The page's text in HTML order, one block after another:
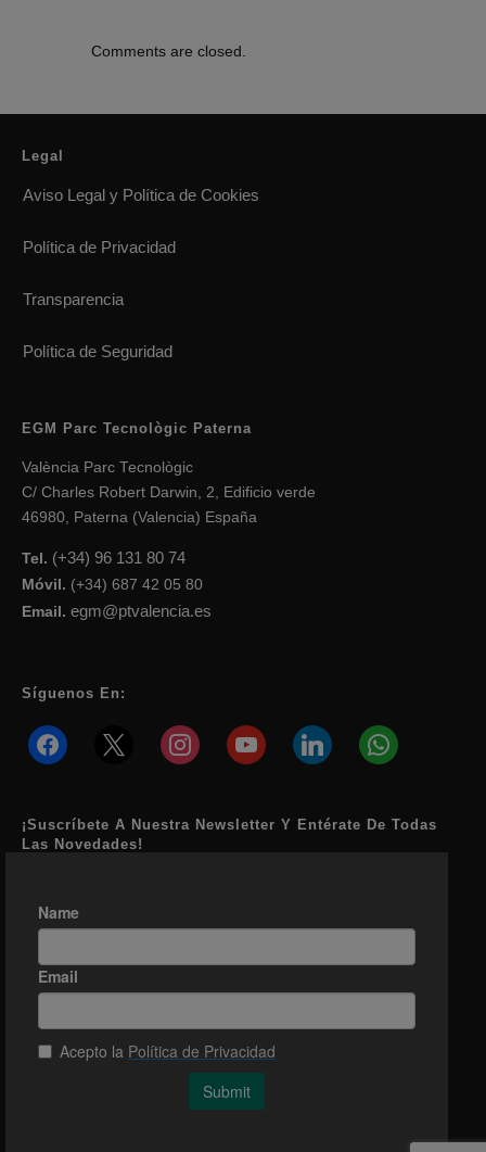
Comments are closed.
Legal
Aviso Legal y Política de Cookies
Política de Privacidad
Transparencia
Política de Seguridad
EGM Parc Tecnològic Paterna
València Parc Tecnològic
C/ Charles Robert Darwin, 2, Edificio verde
46980, Paterna (Valencia) España
Tel. (+34) 96 131 80 74
Móvil. (+34) 687 42 05 80
Email. egm@ptvalencia.es
Síguenos En:
facebook instagramyoutube linkedin whatsapp
¡Suscríbete A Nuestra Newsletter Y Entérate De Todas
Las Novedades!